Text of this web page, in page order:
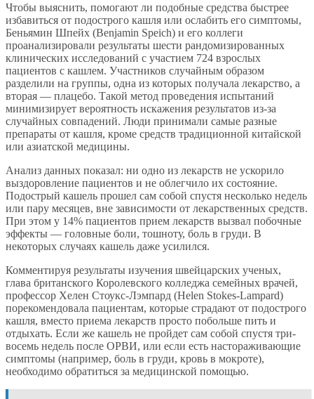
Чтобы выяснить, помогают ли подобные средства быстрее
избавиться от подострого кашля или ослабить его симптомы,
Беньямин Шпейх (Benjamin Speich) и его коллеги
проанализировали результаты шести рандомизированных
клинических исследований с участием 724 взрослых
пациентов с кашлем. Участников случайным образом
разделили на группы, одна из которых получала лекарство, а
вторая — плацебо. Такой метод проведения испытаний
минимизирует вероятность искажения результатов из-за
случайных совпадений. Люди принимали самые разные
препараты от кашля, кроме средств традиционной китайской
или азиатской медицины.
Анализ данных показал: ни одно из лекарств не ускорило
выздоровление пациентов и не облегчило их состояние.
Подострый кашель прошел сам собой спустя несколько недель
или пару месяцев, вне зависимости от лекарственных средств.
При этом у 14% пациентов прием лекарств вызвал побочные
эффекты — головные боли, тошноту, боль в груди. В
некоторых случаях кашель даже усилился.
Комментируя результаты изучения швейцарских ученых,
глава британского Королевского колледжа семейных врачей,
профессор Хелен Стоукс-Лэмпард (Helen Stokes-Lampard)
порекомендовала пациентам, которые страдают от подострого
кашля, вместо приема лекарств просто побольше пить и
отдыхать. Если же кашель не пройдет сам собой спустя три-
восемь недель после ОРВИ, или если есть настораживающие
симптомы (например, боль в груди, кровь в мокроте),
необходимо обратиться за медицинской помощью.